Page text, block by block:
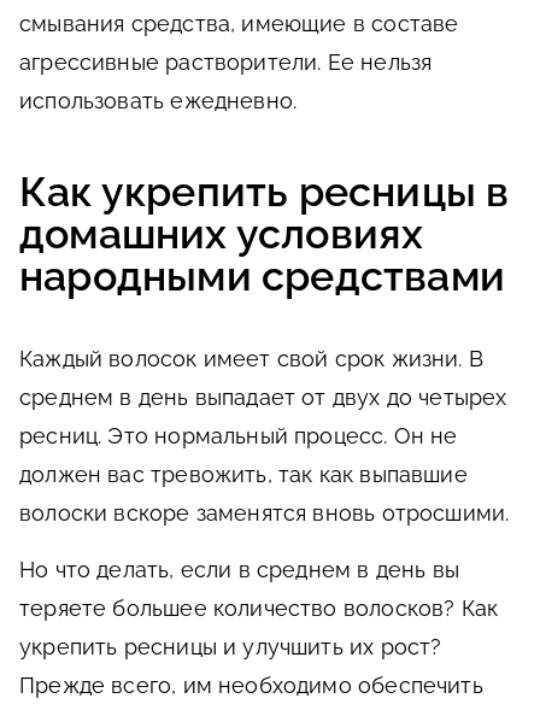
смывания средства, имеющие в составе
агрессивные растворители. Ее нельзя
использовать ежедневно.
Как укрепить ресницы в
домашних условиях
народными средствами
Каждый волосок имеет свой срок жизни. В
среднем в день выпадает от двух до четырех
ресниц. Это нормальный процесс. Он не
должен вас тревожить, так как выпавшие
волоски вскоре заменятся вновь отросшими.
Но что делать, если в среднем в день вы
теряете большее количество волосков? Как
укрепить ресницы и улучшить их рост?
Прежде всего, им необходимо обеспечить